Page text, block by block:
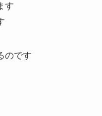
す
のです